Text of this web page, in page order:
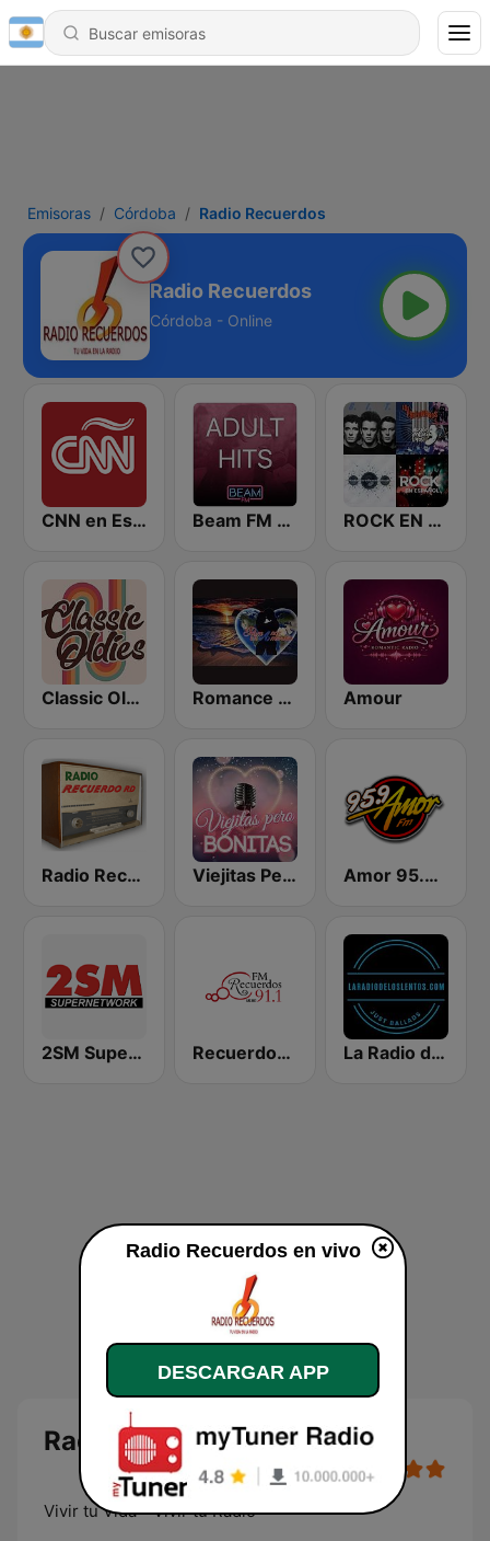
Emisoras Córdoba Radio Recuerdos
Radio Recuerdos
Córdoba - Online
CNN en Español Beam FM - Adult Hits ROCK EN ESPAÑOL 80s 90s Neltume Chile
Classic Oldies Romance en America Amour
Radio Recuerdos RD Viejitas Pero Bonitas Amor 95.9 FM
2SM Super Radio Recuerdos FM 91.1 La Radio de los Lentos
Radio Recuerdos en vivo
Vivir tu Vida - Vivir tu Radio
Radio Recuerdos en vivo
DESCARGAR APP